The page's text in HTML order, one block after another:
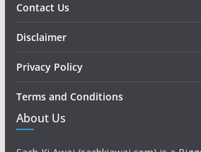
Contact Us
Disclaimer
Privacy Policy
Terms and Conditions
About Us